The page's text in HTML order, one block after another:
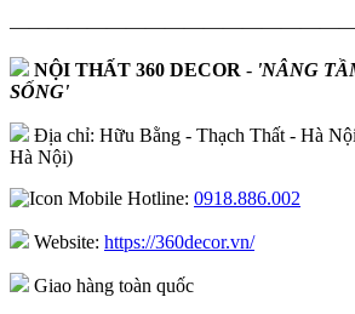
NỘI THẤT 360 DECOR - 'NÂNG
SỐNG'
Địa chỉ: Hữu Bằng - Thạch Thất - Hà
Hà Nội)
Hotline: 0918.886.002
Website: https://360decor.vn/
Giao hàng toàn quốc